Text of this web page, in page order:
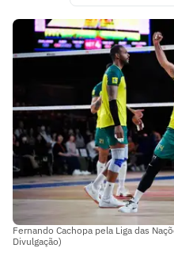
Fernando Cachopa pela Liga das
Divulgação)